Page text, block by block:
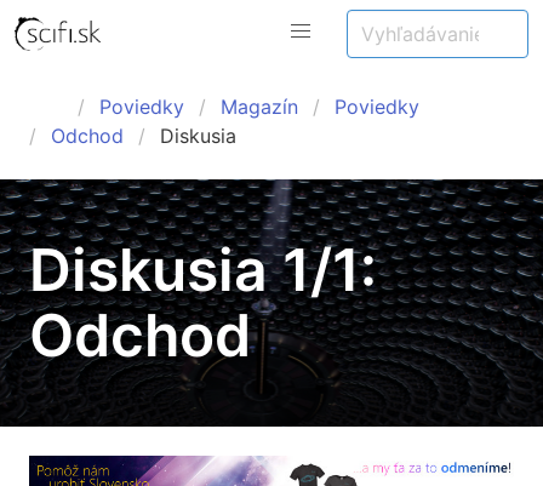
Poviedky Magazín
Poviedky
Odchod
Diskusia
Diskusia 1/1:
Odchod